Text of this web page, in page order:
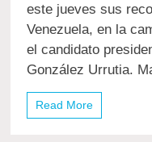
este jueves sus
Venezuela, en la
el candidato
González Urrutia.
Read More